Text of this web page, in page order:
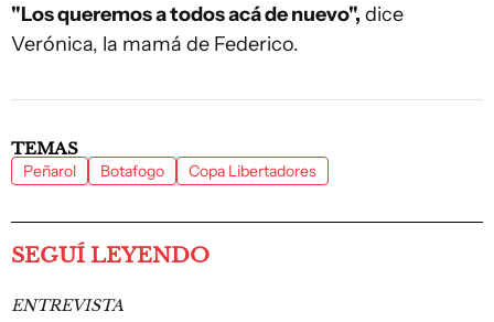
"Los queremos a todos acá de nuevo", dice
Verónica, la mamá de Federico.
TEMAS
Peñarol Botafogo Copa Libertadores
SEGUÍ LEYENDO
ENTREVISTA